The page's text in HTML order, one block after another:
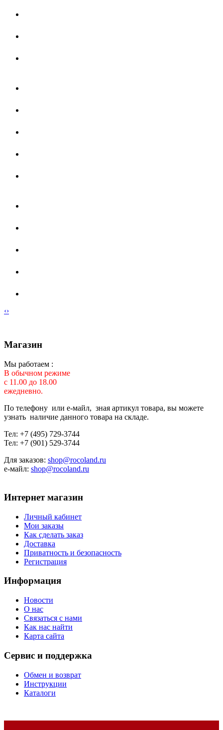
‹›
Магазин
Мы работаем :
В обычном режиме
с 11.00 до 18.00
ежедневно.
По телефону или е-майл, зная артикул товара, вы можете
узнать наличие данного товара на складе.
Тел: +7 (495) 729-3744
Тел: +7 (901) 529-3744
Для заказов: shop@rocoland.ru
е-майл: shop@rocoland.ru
Интернет магазин
Личный кабинет
Мои заказы
Как сделать заказ
Доставка
Приватность и безопасность
Регистрация
Информация
Новости
О нас
Связаться с нами
Как нас найти
Карта сайта
Сервис и поддержка
Обмен и возврат
Инструкции
Каталоги